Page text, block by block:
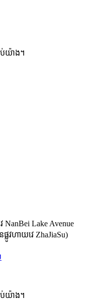
ប់យ៉ាង។
NanBei Lake Avenue
លូវហាយវេ ZhaJiaSu)
ប់យ៉ាង។